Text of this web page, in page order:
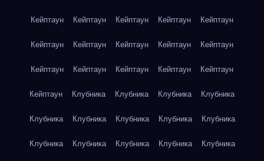
Кейптаун Кейптаун Кейптаун Кейптаун Кейптаун
Кейптаун Кейптаун Кейптаун Кейптаун Кейптаун
Кейптаун Кейптаун Кейптаун Кейптаун Кейптаун
Кейптаун Клубника Клубника Клубника Клубника
Клубника Клубника Клубника Клубника Клубника
Клубника Клубника Клубника Клубника Клубника